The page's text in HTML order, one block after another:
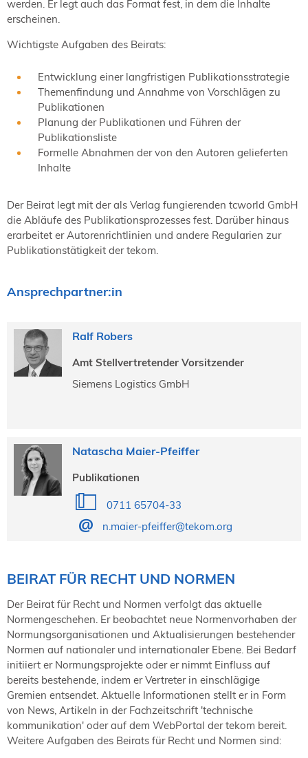
werden. Er legt auch das Format fest, in dem die Inhalte
erscheinen.
Wichtigste Aufgaben des Beirats:
Entwicklung einer langfristigen Publikationsstrategie
Themenfindung und Annahme von Vorschlägen zu
Publikationen
Planung der Publikationen und Führen der
Publikationsliste
Formelle Abnahmen der von den Autoren gelieferten
Inhalte
Der Beirat legt mit der als Verlag fungierenden tcworld GmbH
die Abläufe des Publikationsprozesses fest. Darüber hinaus
erarbeitet er Autorenrichtlinien und andere Regularien zur
Publikationstätigkeit der tekom.
Ansprechpartner:in
Ralf Robers
Amt Stellvertretender Vorsitzender
Siemens Logistics GmbH
Natascha Maier-Pfeiffer
Publikationen
0711 65704-33
n.maier-pfeiffer@tekom.org
BEIRAT FÜR RECHT UND NORMEN
Der Beirat für Recht und Normen verfolgt das aktuelle
Normengeschehen. Er beobachtet neue Normenvorhaben der
Normungsorganisationen und Aktualisierungen bestehender
Normen auf nationaler und internationaler Ebene. Bei Bedarf
initiiert er Normungsprojekte oder er nimmt Einfluss auf
bereits bestehende, indem er Vertreter in einschlägige
Gremien entsendet. Aktuelle Informationen stellt er in Form
von News, Artikeln in der Fachzeitschrift 'technische
kommunikation' oder auf dem WebPortal der tekom bereit.
Weitere Aufgaben des Beirats für Recht und Normen sind: